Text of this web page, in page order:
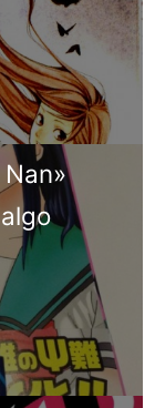
Nan»